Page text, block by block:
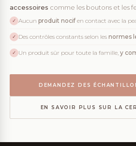
accessoires comme les boutons et les
✓ Aucun produit nocif en contact avec la
✓ Des contrôles constants selon les normes
✓ Un produit sûr pour toute la famille, y
DEMANDEZ DES
EN SAVOIR PLUS SUR LA